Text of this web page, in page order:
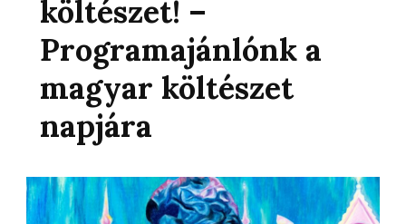
költészet! –
Programajánlónk a
magyar költészet
napjára